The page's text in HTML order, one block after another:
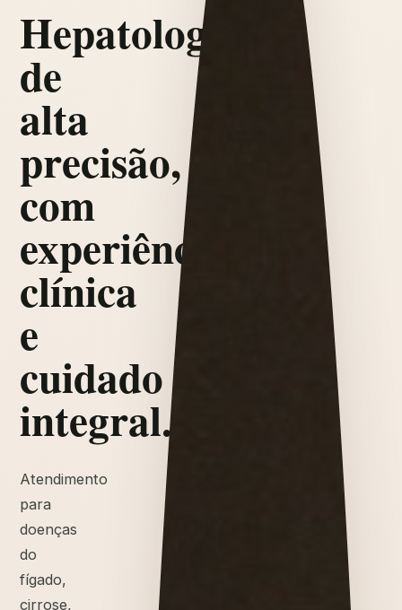
Hepatologia
de
alta
precisão,
com
experiência
clínica
e
cuidado
integral.
Atendimento
para
doenças
do
fígado,
cirrose,